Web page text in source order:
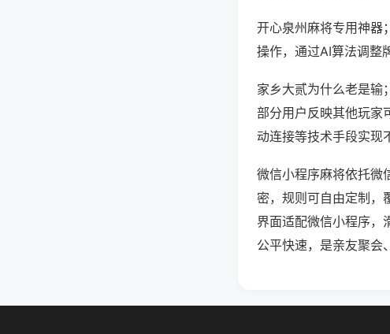
开心泉州麻将专用神器
操作，通过AI算法调整
家乡大贰为什么老是输
部分用户反映其他玩家
动连接等技术手段实现
微信小程序麻将依托微
密，规则可自由定制，
界面适配微信小程序，
公平快速，是亲友聚会